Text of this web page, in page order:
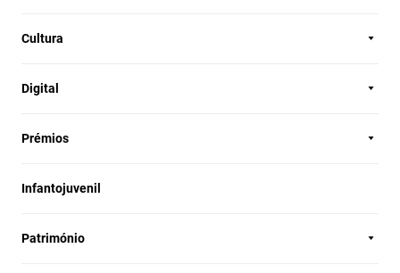
Cultura
Digital
Prémios
Infantojuvenil
Património